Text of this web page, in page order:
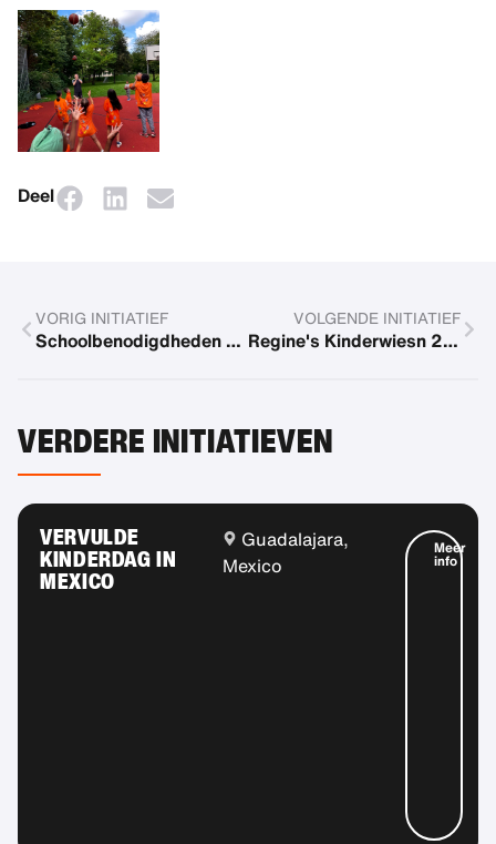
Deel
VORIG INITIATIEF
Schoolbenodigdheden voor meer dan 300 pleegkinderen in de VS
VOLGENDE INITIATIEF
Regine's Kinderwiesn 2024
VERDERE INITIATIEVEN
VERVULDE
KINDERDAG IN
MEXICO
Guadalajara,
Mexico
Meer
info